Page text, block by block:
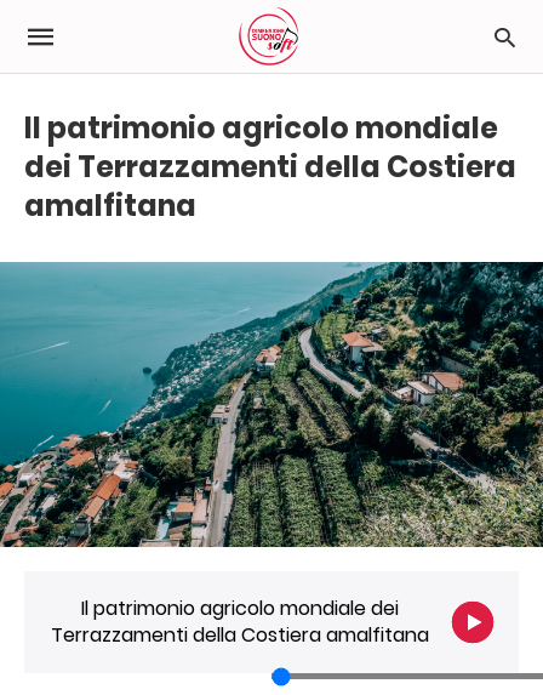
Il patrimonio agricolo mondiale
dei Terrazzamenti della Costiera
amalfitana
Il patrimonio agricolo mondiale dei
Terrazzamenti della Costiera amalfitana